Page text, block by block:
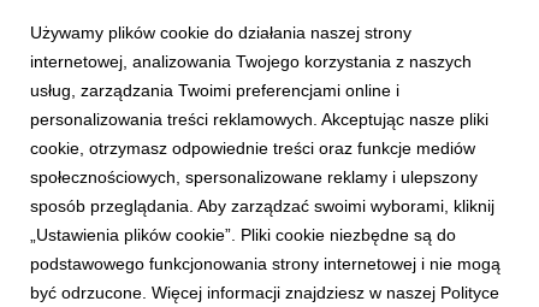
SZCZECINEK
Kronospan inwestuje w przyszłość – nowy
kierunek w ZST i lata budowania lokalnej
edukacji
6 marca 2026
Kronospan Polska konsekwentnie udowadnia, że
odpowiedzialność społeczna to nie slogan, lecz codzienna
Używamy plików cookie do działania naszej strony
internetowej, analizowania Twojego korzystania z naszych
usług, zarządzania Twoimi preferencjami online i
personalizowania treści reklamowych. Akceptując nasze pliki
cookie, otrzymasz odpowiednie treści oraz funkcje mediów
społecznościowych, spersonalizowane reklamy i ulepszony
sposób przeglądania. Aby zarządzać swoimi wyborami, kliknij
„Ustawienia plików cookie”. Pliki cookie niezbędne są do
podstawowego funkcjonowania strony internetowej i nie mogą
być odrzucone. Więcej informacji znajdziesz w naszej Polityce